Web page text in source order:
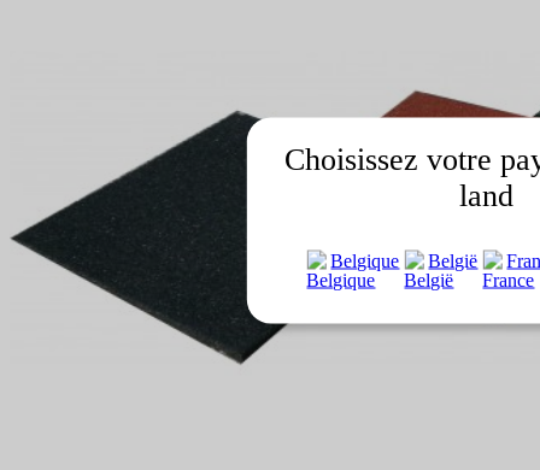
Choisissez votre
land
Belgique België